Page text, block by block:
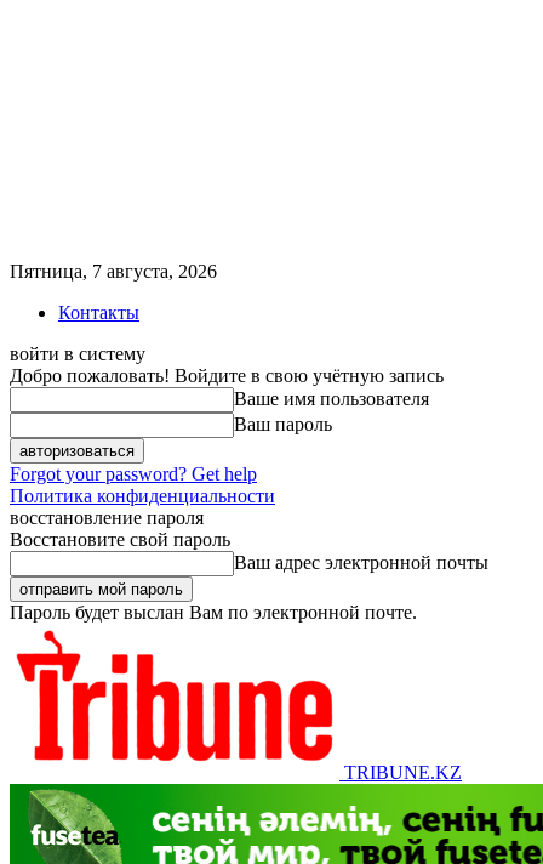
Пятница, 7 августа, 2026
Контакты
войти в систему
Добро пожаловать! Войдите в свою учётную запись
Ваше имя пользователя
Ваш пароль
Forgot your password? Get help
Политика конфиденциальности
восстановление пароля
Восстановите свой пароль
Ваш адрес электронной почты
Пароль будет выслан Вам по электронной почте.
TRIBUNE.KZ